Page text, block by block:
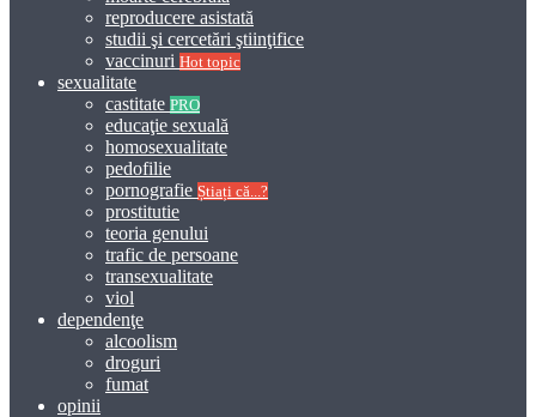
reproducere asistată
studii şi cercetări ştiinţifice
vaccinuri Hot topic
sexualitate
castitate PRO
educaţie sexuală
homosexualitate
pedofilie
pornografie Știați că...?
prostitutie
teoria genului
trafic de persoane
transexualitate
viol
dependenţe
alcoolism
droguri
fumat
opinii